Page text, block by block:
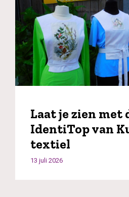
Laat je zien met
IdentiTop van
textiel
13 juli 2026